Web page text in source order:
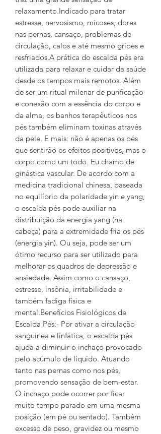
relaxamento.Indicado para tratar
estresse, nervosismo, micoses, dores
nas pernas, cansaço, problemas de
circulação, calos e até mesmo gripes e
resfriados.A prática do escalda pés era
utilizada para relaxar e cuidar da saúde
desde os tempos mais remotos. Além
de ser um ritual milenar de purificação
e conexão com a essência do corpo e
da alma, os banhos terapêuticos nos
pés também eliminam toxinas através
da pele. E mais: não é apenas os pés
que sentirão os efeitos positivos, mas o
corpo como um todo. Eu chamo de
ginástica vascular. De acordo com a
medicina tradicional chinesa, baseada
no equilíbrio da polaridade yin e yang,
o escalda pés pode auxiliar na
distribuição da energia yang (na
cabeça) para a extremidade fria os pés
(energia yin). Ou seja, pode ser um
ótimo recurso para ser utilizado para
melhorar os quadros de depressão e
ansiedade. Assim como o cansaço,
estresse, insônia, irritabilidade e
também fadiga física e
mental.Benefícios Fisiológicos de
Escalda Pés:- Por ativar a circulação
sanguínea e linfática, o escalda pés
ajuda a diminuir o inchaço provocado
pelo acúmulo de líquido. Atuando
tanto nas pernas como nos pés,
promovendo sensação de bem-estar.
O inchaço pode ocorrer por ficar
muito tempo parado em uma mesma
posição (em pé ou sentado). Também
excesso de peso, gravidez ou mesmo